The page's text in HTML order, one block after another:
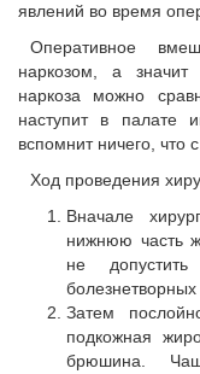
явлений во время
Оперативное
наркозом, а
наркоза можно
наступит в палате
вспомнит ничего, что
Ход проведения
Вначале
нижнюю часть
не
болезнетворных
Затем
подкожная
брюшина.